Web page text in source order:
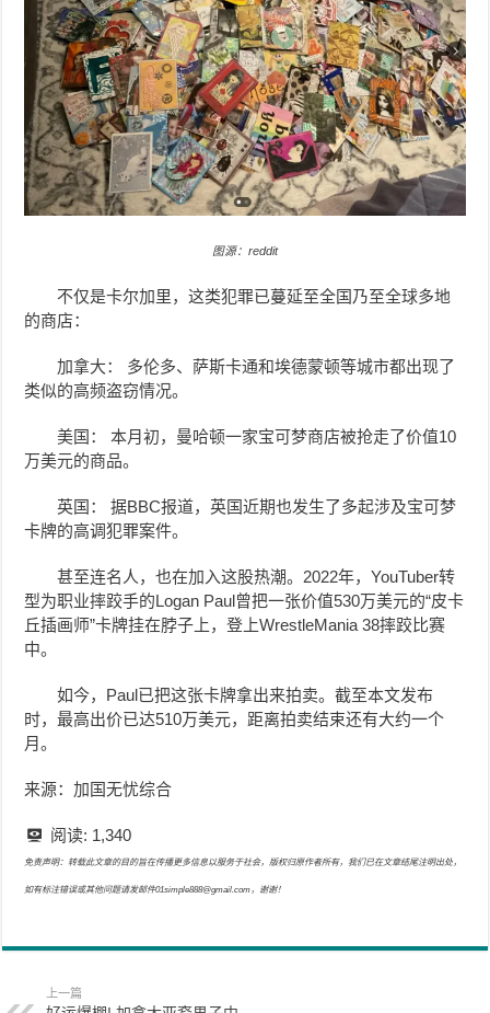
图源：reddit
不仅是卡尔加里，这类犯罪已蔓延至全国乃至全球多地
的商店：
加拿大： 多伦多、萨斯卡通和埃德蒙顿等城市都出现了
类似的高频盗窃情况。
美国： 本月初，曼哈顿一家宝可梦商店被抢走了价值10
万美元的商品。
英国： 据BBC报道，英国近期也发生了多起涉及宝可梦
卡牌的高调犯罪案件。
甚至连名人，也在加入这股热潮。2022年，YouTuber转
型为职业摔跤手的Logan Paul曾把一张价值530万美元的“皮卡
丘插画师”卡牌挂在脖子上，登上WrestleMania 38摔跤比赛
中。
如今，Paul已把这张卡牌拿出来拍卖。截至本文发布
时，最高出价已达510万美元，距离拍卖结束还有大约一个
月。
来源：加国无忧综合
阅读: 1,340
免责声明：转载此文章的目的旨在传播更多信息以服务于社会，版权归原作者所有，我们已在文章结尾注明出处，
如有标注错误或其他问题请发邮件01simple888@gmail.com，谢谢！
上一篇